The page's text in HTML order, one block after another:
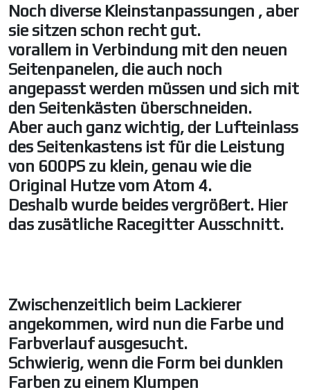
Noch diverse Kleinstanpassungen , aber
sie sitzen schon recht gut.
vorallem in Verbindung mit den neuen
Seitenpanelen, die auch noch
angepasst werden müssen und sich mit
den Seitenkästen überschneiden.
Aber auch ganz wichtig, der Lufteinlass
des Seitenkastens ist für die Leistung
von 600PS zu klein, genau wie die
Original Hutze vom Atom 4.
Deshalb wurde beides vergrößert. Hier
das zusätliche Racegitter Ausschnitt.
Zwischenzeitlich beim Lackierer
angekommen, wird nun die Farbe und
Farbverlauf ausgesucht.
Schwierig, wenn die Form bei dunklen
Farben zu einem Klumpen